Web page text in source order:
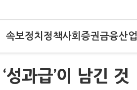
속보정치 정책사회 증권금융산업
과급’이 남긴 것